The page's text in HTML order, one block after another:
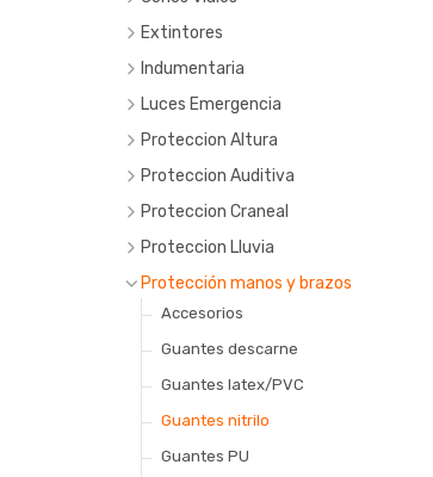
Botas de pvc
Botines
Zapatillas/zapatos
40 x 45
50 X 70
Extintores
Indumentaria
Buzos
Camisas
Camperas
Chalecos
Chombas
Descarne
Gorras
Mamelucos
Pantalones
Remeras
Varios
Luces Emergencia
Proteccion Altura
Arneses
Cabos
Eslingas
Proteccion Auditiva
Casco
Endourales
Vincha
Proteccion Craneal
Proteccion Lluvia
Protección manos y brazos
Accesorios
Guantes descarne
Guantes latex/PVC
Guantes nitrilo
Guantes PU